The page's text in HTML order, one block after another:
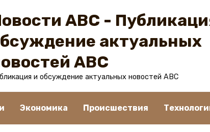
ABC -
актуальных
ABC
и обсуждение актуальных новостей ABC
Экономика Происшествия